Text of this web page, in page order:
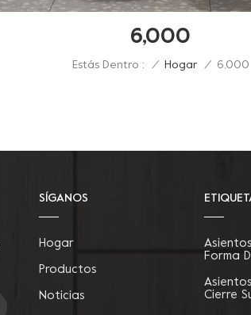
6,000
Estás Dentro : / Hogar / 6,000
SÍGANOS
Hogar
Productos
Noticias
Forma
Cierre